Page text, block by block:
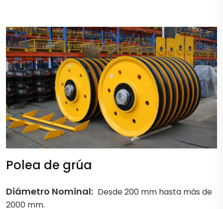
Polea de grúa
Diámetro Nominal: Desde 200 mm hasta más de
2000 mm.